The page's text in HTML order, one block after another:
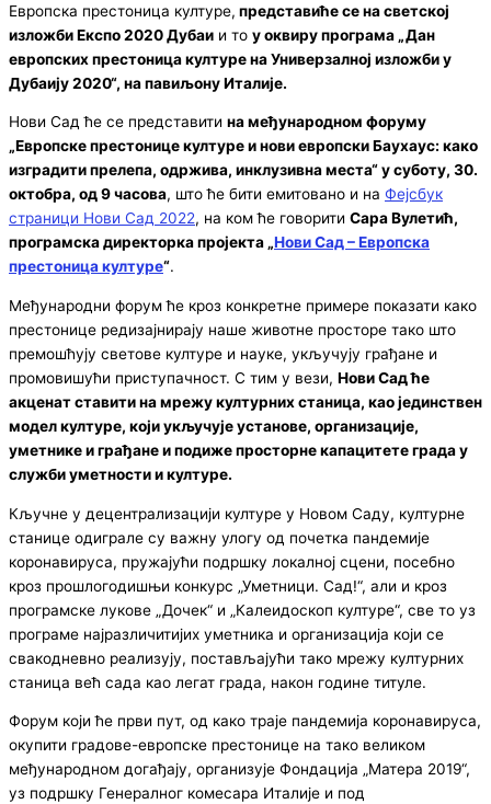
Европска престоница културе, представиће се на светској
изложби Експо 2020 Дубаи и то у оквиру програма „Дан
европских престоница културе на Универзалној изложби у
Дубаију 2020“, на павиљону Италије.
Нови Сад ће се представити на међународном форуму
„Европске престонице културе и нови европски Баухаус: како
изградити прелепа, одржива, инклузивна места“ у суботу, 30.
октобра, од 9 часова, што ће бити емитовано и на Фејсбук
страници Нови Сад 2022, на ком ће говорити Сара Вулетић,
програмска директорка пројекта „Нови Сад – Европска
престоница културе“.
Међународни форум ће кроз конкретне примере показати како
престонице редизајнирају наше животне просторе тако што
премошћују светове културе и науке, укључују грађане и
промовишући приступачност. С тим у вези, Нови Сад ће
акценат ставити на мрежу културних станица, као јединствен
модел културе, који укључује установе, организације,
уметнике и грађане и подиже просторне капацитете града у
служби уметности и културе.
Кључне у децентрализацији културе у Новом Саду, културне
станице одиграле су важну улогу од почетка пандемије
коронавируса, пружајући подршку локалној сцени, посебно
кроз прошлогодишњи конкурс „Уметници. Сад!“, али и кроз
програмске лукове „Дочек“ и „Калеидоскоп културе“, све то уз
програме најразличитијих уметника и организација који се
свакодневно реализују, постављајући тако мрежу културних
станица већ сада као легат града, након године титуле.
Форум који ће први пут, од како траје пандемија коронавируса,
окупити градове-европске престонице на тако великом
међународном догађају, организује Фондација „Матера 2019“,
уз подршку Генералног комесара Италије и под